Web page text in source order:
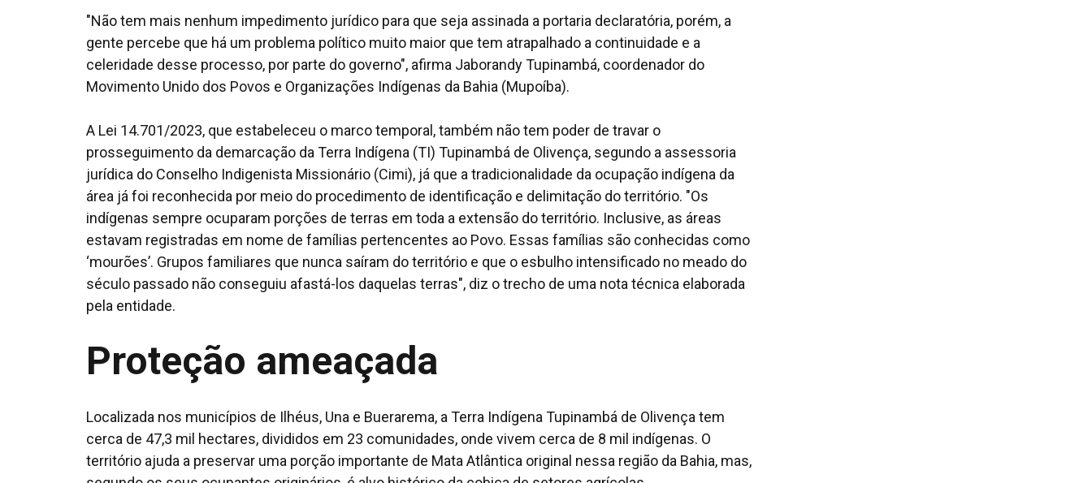
"Não tem mais nenhum impedimento jurídico para que seja assinada a portaria declaratória, porém, a
gente percebe que há um problema político muito maior que tem atrapalhado a continuidade e a
celeridade desse processo, por parte do governo", afirma Jaborandy Tupinambá, coordenador do
Movimento Unido dos Povos e Organizações Indígenas da Bahia (Mupoíba).
A Lei 14.701/2023, que estabeleceu o marco temporal, também não tem poder de travar o
prosseguimento da demarcação da Terra Indígena (TI) Tupinambá de Olivença, segundo a assessoria
jurídica do Conselho Indigenista Missionário (Cimi), já que a tradicionalidade da ocupação indígena da
área já foi reconhecida por meio do procedimento de identificação e delimitação do território. "Os
indígenas sempre ocuparam porções de terras em toda a extensão do território. Inclusive, as áreas
estavam registradas em nome de famílias pertencentes ao Povo. Essas famílias são conhecidas como
‘mourões’. Grupos familiares que nunca saíram do território e que o esbulho intensificado no meado do
século passado não conseguiu afastá-los daquelas terras", diz o trecho de uma nota técnica elaborada
pela entidade.
Proteção ameaçada
Localizada nos municípios de Ilhéus, Una e Buerarema, a Terra Indígena Tupinambá de Olivença tem
cerca de 47,3 mil hectares, divididos em 23 comunidades, onde vivem cerca de 8 mil indígenas. O
território ajuda a preservar uma porção importante de Mata Atlântica original nessa região da Bahia, mas,